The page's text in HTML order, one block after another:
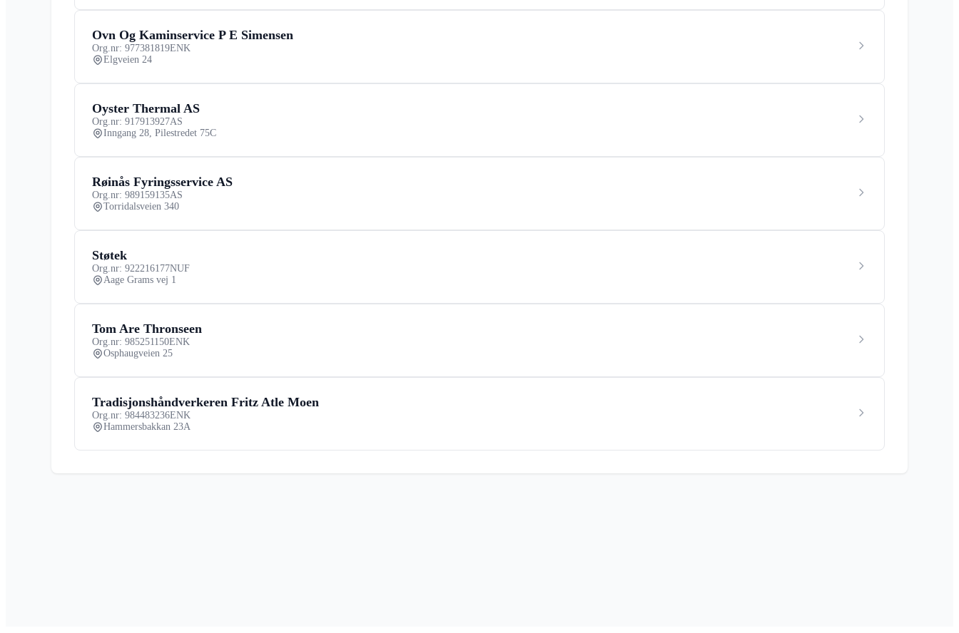
Ovn Og Kaminservice P E Simensen
Org.nr: 977381819ENK
Elgveien 24
Oyster Thermal AS
Org.nr: 917913927AS
Inngang 28, Pilestredet 75C
Røinås Fyringsservice AS
Org.nr: 989159135AS
Torridalsveien 340
Støtek
Org.nr: 922216177NUF
Aage Grams vej 1
Tom Are Thronseen
Org.nr: 985251150ENK
Osphaugveien 25
Tradisjonshåndverkeren Fritz Atle Moen
Org.nr: 984483236ENK
Hammersbakkan 23A